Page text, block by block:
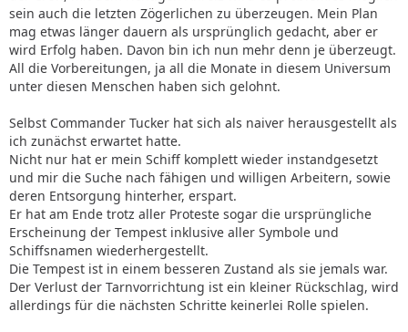
sein auch die letzten Zögerlichen zu überzeugen. Mein Plan
mag etwas länger dauern als ursprünglich gedacht, aber er
wird Erfolg haben. Davon bin ich nun mehr denn je überzeugt.
All die Vorbereitungen, ja all die Monate in diesem Universum
unter diesen Menschen haben sich gelohnt.
Selbst Commander Tucker hat sich als naiver herausgestellt als
ich zunächst erwartet hatte.
Nicht nur hat er mein Schiff komplett wieder instandgesetzt
und mir die Suche nach fähigen und willigen Arbeitern, sowie
deren Entsorgung hinterher, erspart.
Er hat am Ende trotz aller Proteste sogar die ursprüngliche
Erscheinung der Tempest inklusive aller Symbole und
Schiffsnamen wiederhergestellt.
Die Tempest ist in einem besseren Zustand als sie jemals war.
Der Verlust der Tarnvorrichtung ist ein kleiner Rückschlag, wird
allerdings für die nächsten Schritte keinerlei Rolle spielen.